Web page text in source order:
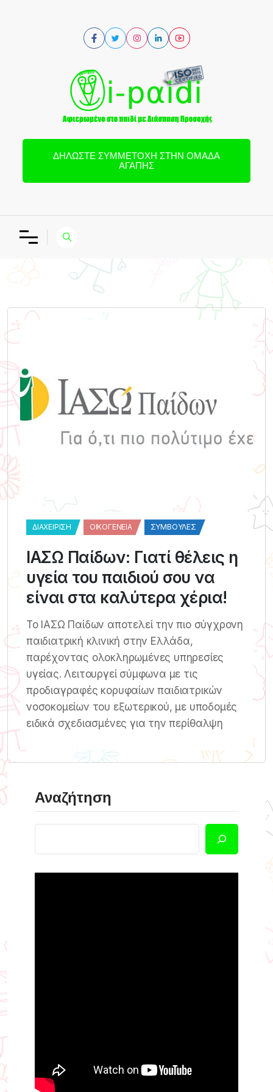
ΔΗΛΏΣΤΕ ΣΥΜΜΕΤΟΧΉ ΣΤΗΝ ΟΜΆΔΑ
ΑΓΆΠΗΣ
ΔΙΑΧΕΊΡΙΣΗ ΟΙΚΟΓΈΝΕΙΑ ΣΥΜΒΟΥΛΈΣ
ΙΑΣΩ Παίδων: Γιατί θέλεις η
υγεία του παιδιού σου να
είναι στα καλύτερα χέρια!
Το ΙΑΣΩ Παίδων αποτελεί την πιο σύγχρονη
παιδιατρική κλινική στην Ελλάδα,
παρέχοντας ολοκληρωμένες υπηρεσίες
υγείας. Λειτουργεί σύμφωνα με τις
προδιαγραφές κορυφαίων παιδιατρικών
νοσοκομείων του εξωτερικού, με υποδομές
ειδικά σχεδιασμένες για την περίθαλψη
Αναζήτηση